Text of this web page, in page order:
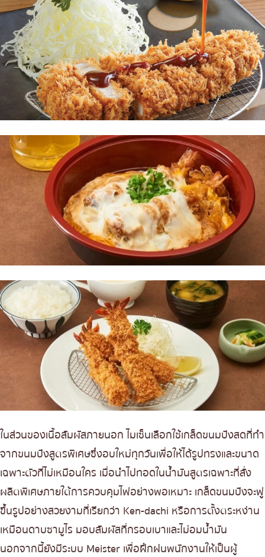
ในส่วนของเนื้อสัมผัสภายนอก ไมเซ็นเลือกใช้เกล็ดขนมปังสดที่ทำ
จากขนมปังสูตรพิเศษซึ่งอบใหม่ทุกวันเพื่อให้ได้รูปทรงและขนาด
เฉพาะตัวที่ไม่เหมือนใคร เมื่อนำไปทอดในน้ำมันสูตรเฉพาะที่สั่ง
ผลิตพิเศษภายใต้การควบคุมไฟอย่างพอเหมาะ เกล็ดขนมปังจะฟู
ขึ้นรูปอย่างสวยงามที่เรียกว่า Ken-dachi หรือการตั้งตระหง่าน
เหมือนดาบซามูไร มอบสัมผัสที่กรอบเบาและไม่อมน้ำมัน
นอกจากนี้ยังมีระบบ Meister เพื่อฝึกฝนพนักงานให้เป็นผู้